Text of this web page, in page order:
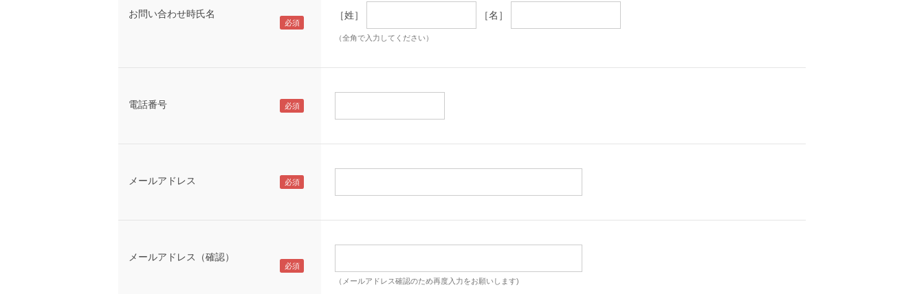
お問い合わせ時氏名 ［姓］ ［名］
（全角で入力してください）
電話番号
メールアドレス
メールアドレス（確認）
（メールアドレス確認のため再度入力をお願いします)